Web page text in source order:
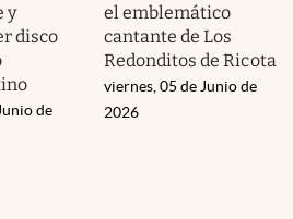
y
disco
de
el emblemático
cantante de Los
Redonditos de Ricota
viernes, 05 de Junio de
2026